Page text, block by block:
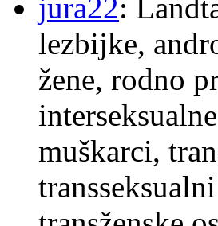
jura22:
lezbijke,
žene, rodno
muškarci,